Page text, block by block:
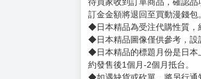
◆書籍拆封無法更換及退貨(內
書籍有問題請不要拆封，請私
◆逾期未取且訂單取消後三個
◆書籍贈品&上市日、依出版
有時會上市前更改贈品內容或
◆網路購物取貨後開箱時建議